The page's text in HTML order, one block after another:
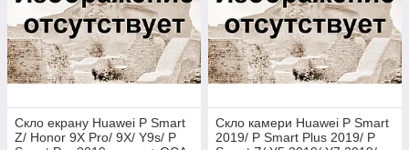
Скло екрану Huawei P Smart
Z/ Honor 9X Pro/ 9X/ Y9s/ P
Скло камери Huawei P Smart
2019/ P Smart Plus 2019/ P